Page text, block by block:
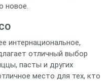
новое.
интернациональное,
отличный выбор
пасты и других
место для тех, кто